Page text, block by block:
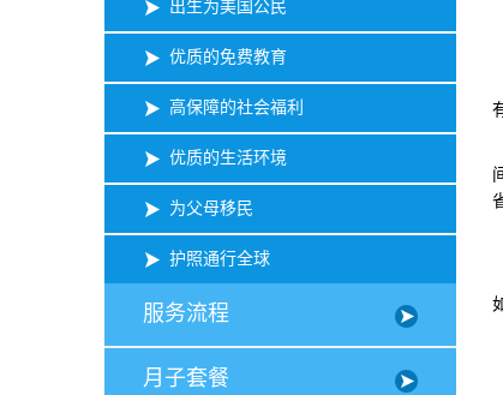
出生为美国公民
优质的免费教育
高保障的社会福利
优质的生活环境
为父母移民
护照通行全球
服务流程
月子套餐